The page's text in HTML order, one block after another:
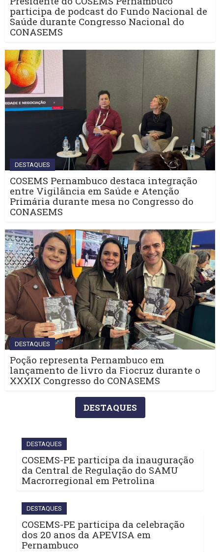
participa de podcast do Fundo Nacional de
Saúde durante Congresso Nacional do
CONASEMS
DESTAQUES
COSEMS Pernambuco destaca integração
entre Vigilância em Saúde e Atenção
Primária durante mesa no Congresso do
CONASEMS
DESTAQUES
Poção representa Pernambuco em
lançamento de livro da Fiocruz durante o
XXXIX Congresso do CONASEMS
DESTAQUES
DESTAQUES
COSEMS-PE participa da inauguração
da Central de Regulação do SAMU
Macrorregional em Petrolina
DESTAQUES
COSEMS-PE participa da celebração
dos 20 anos da APEVISA em
Pernambuco